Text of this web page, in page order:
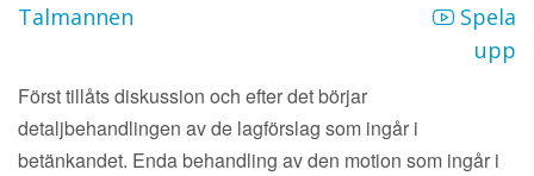
Talmannen
Spela
upp
Först tillåts diskussion och efter det börjar
detaljbehandlingen av de lagförslag som ingår i
betänkandet. Enda behandling av den motion som ingår i